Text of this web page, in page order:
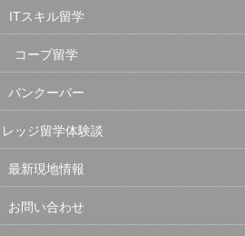
ITスキル留学
コープ留学
バンクーバー
レッジ留学体験談
最新現地情報
お問い合わせ